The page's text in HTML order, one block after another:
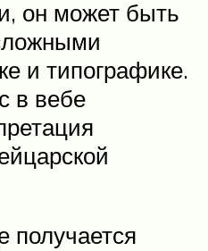
он может быть
и типографике.
в вебе
получается